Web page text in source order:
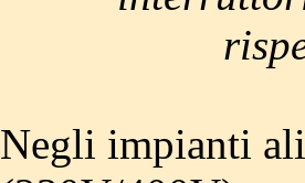
Negli impianti